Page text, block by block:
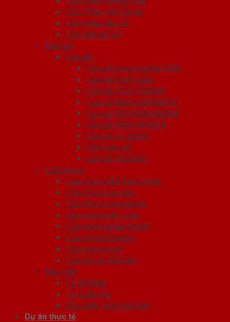
Cửa Thép Hàn Quốc
Cửa thép vân gỗ
Cửa vân gỗ 5D
Báo giá
Cửa gỗ
Cửa gỗ công nghiệp HDF
Cửa Gỗ Hàn Quốc
Cửa gỗ HDF VENEER
Cửa gỗ MDF LAMINATE
Cửa gỗ MDF MELAMINE
Cửa gỗ MDF VENEER
Cửa gỗ tự nhiên
Cửa vòm gỗ
Cửa gỗ nhà tắm
Cửa nhựa
Cửa nhựa ABS Hàn Quốc
Cửa nhựa cao cấp
Cửa nhựa Composite
Cửa nhựa Đài Loan
Cửa nhựa ghép thanh
Cửa nhựa Sungyu
Cửa vòm nhựa
Cửa nhựa nhà tắm
Nội thất
Tủ Kệ Bếp
Tủ Quần Áo
Phụ kiện cửa nhà tắm
Dự án thực tế